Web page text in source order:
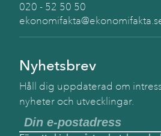
020 - 52 50 50
Nyhetsbrev
Håll dig uppdaterad om
nyheter och utvecklingar.